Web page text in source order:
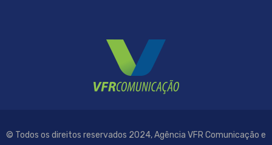
© Todos os direitos reservados 2024, Agência VFR Comunicação e